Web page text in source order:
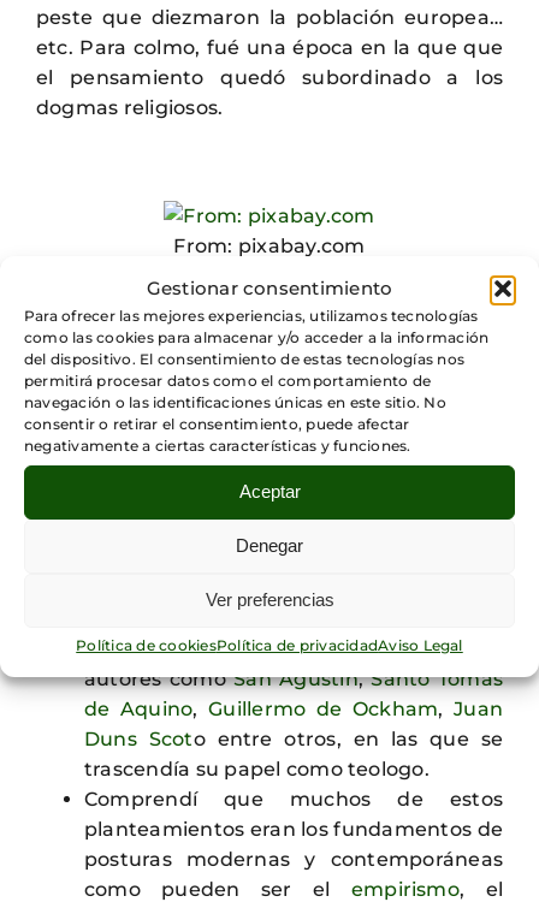
Gestionar consentimiento
Para ofrecer las mejores experiencias, utilizamos tecnologías
como las cookies para almacenar y/o acceder a la información
del dispositivo. El consentimiento de estas tecnologías nos
permitirá procesar datos como el comportamiento de
navegación o las identificaciones únicas en este sitio. No
consentir o retirar el consentimiento, puede afectar
negativamente a ciertas características y funciones.
Aceptar
Denegar
Ver preferencias
Política de cookiesPolítica de privacidadAviso Legal
peste que diezmaron la población europea…
etc. Para colmo, fué una época en la que que
el pensamiento quedó subordinado a los
dogmas religiosos.
From: pixabay.com
Ante la necesidad de aprobar los exámenes
no tuve otra opción que estudiar este periodo
de la historia, pero solo lo suficiente para
aprobar. En este proceso algo cambio mi
Descubrí que en la Edad Media
ocurrieron muchas más cosas
Encontré reflexiones interesantes de
autores comoSan Agustín,Santo Tomás
de Aquino,Guillermo de Ockham,Juan
Duns Scoto entre otros, en las que se
trascendía su papel como teologo.
Comprendí que muchos de estos
planteamientos eran los fundamentos de
posturas modernas y contemporáneas
como pueden ser el empirismo, el